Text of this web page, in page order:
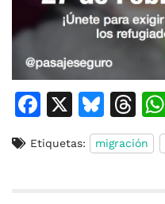
F
c
X
Bl
u
e
T
h
re
Etiquetas: migración